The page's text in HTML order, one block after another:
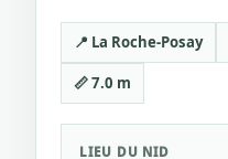
📍 La Roche-Posay
📏 7.0 m
LIEU DU NID